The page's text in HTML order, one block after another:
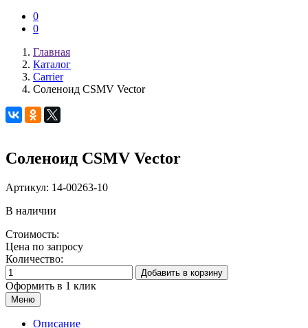
0
0
Главная
Каталог
Carrier
Соленоид CSMV Vector
Соленоид CSMV Vector
Артикул: 14-00263-10
В наличии
Стоимость:
Цена по запросу
Количество:
Добавить в корзину
Оформить в 1 клик
Меню
Описание